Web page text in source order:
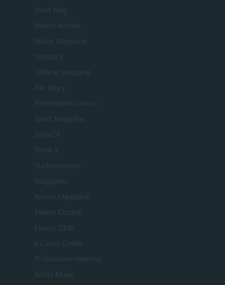
Food Blog
Milano Notizie
Motor Magazine
Notizie.it
Offerte Shopping
Pet Story
Professione Lavoro
Sport Magazine
Style24
Think.it
Tuobenessere
Viaggiamo
Nonne Magazine
Milano Cortina
Luxury Club
Il Calcio Online
Professione mamma
World Music